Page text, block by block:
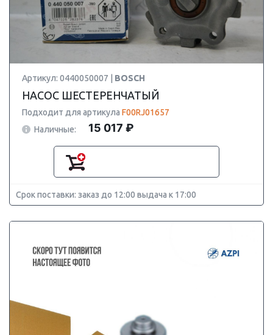
Артикул: 0440050007 | BOSCH
НАСОС ШЕСТЕРЕНЧАТЫЙ
Подходит для артикула F00RJ01657
Наличные:
15 017 ₽
Срок поставки: заказ до 12:00 выдача к 17:00